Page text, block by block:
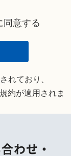
同意する
れており、
約が適用されま
わせ・